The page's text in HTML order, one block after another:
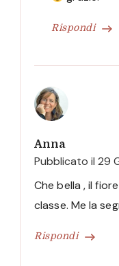
Rispondi
Anna
Pubblicato il 29
Rispondi
Che bella , il
classe. Me la